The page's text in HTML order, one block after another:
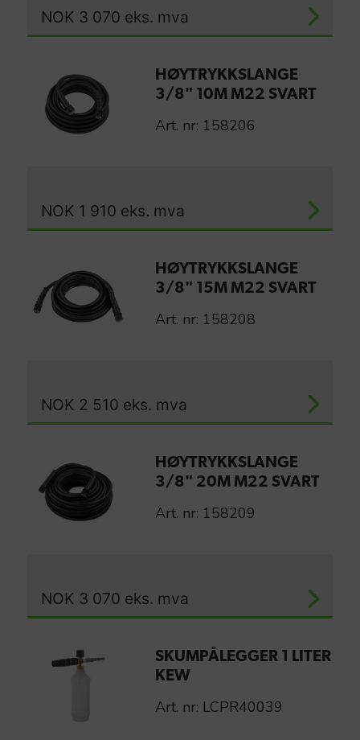
NOK 3 070 eks. mva
HØYTRYKKSLANGE
3/8" 10M M22 SVART
Art. nr: 158206
NOK 1 910 eks. mva
HØYTRYKKSLANGE
3/8" 15M M22 SVART
Art. nr: 158208
NOK 2 510 eks. mva
HØYTRYKKSLANGE
3/8" 20M M22 SVART
Art. nr: 158209
NOK 3 070 eks. mva
SKUMPÅLEGGER 1 LITER
KEW
Art. nr: LCPR40039